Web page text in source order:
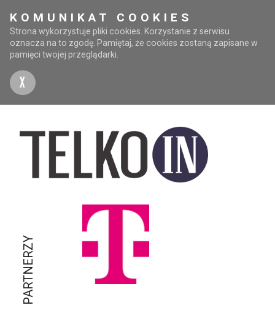
KOMUNIKAT COOKIES
Strona wykorzystuje pliki cookies. Korzystanie z serwisu
oznacza na to zgodę. Pamiętaj, że cookies zostaną zapisane w
pamięci twojej przeglądarki.
X
PARTNERZY